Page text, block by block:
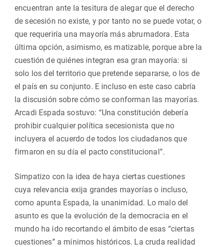
encuentran ante la tesitura de alegar que el derecho
de secesión no existe, y por tanto no se puede votar, o
que requeriría una mayoría más abrumadora. Esta
última opción, asimismo, es matizable, porque abre la
cuestión de quiénes integran esa gran mayoría: si
solo los del territorio que pretende separarse, o los de
el país en su conjunto. E incluso en este caso cabría
la discusión sobre cómo se conforman las mayorías.
Arcadi Espada sostuvo: “Una constitución debería
prohibir cualquier política secesionista que no
incluyera el acuerdo de todos los ciudadanos que
firmaron en su día el pacto constitucional”.
Simpatizo con la idea de haya ciertas cuestiones
cuya relevancia exija grandes mayorías o incluso,
como apunta Espada, la unanimidad. Lo malo del
asunto es que la evolución de la democracia en el
mundo ha ido recortando el ámbito de esas “ciertas
cuestiones” a mínimos históricos. La cruda realidad